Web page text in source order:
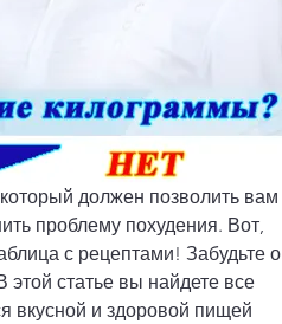
должен позволить вам
проблему похудения. Вот,
с рецептами! Забудьте о
статье вы найдете все
вкусной и здоровой пищей